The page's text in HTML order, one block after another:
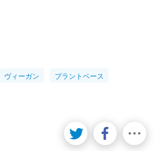
ヴィーガン プラントベース